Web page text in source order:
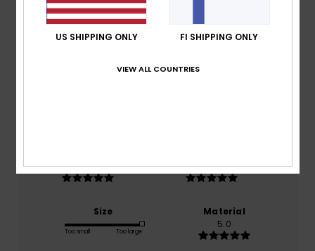
Average Score
5.0
5.0
5.0
Size
Too small Too large
Material
5.0
US SHIPPING ONLY FI SHIPPING ONLY
VIEW ALL COUNTRIES